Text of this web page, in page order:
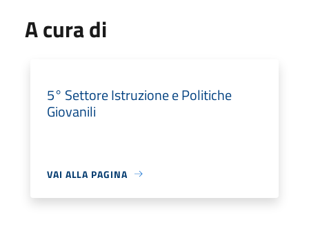
A cura di
5° Settore Istruzione e Politiche
Giovanili
VAI ALLA PAGINA